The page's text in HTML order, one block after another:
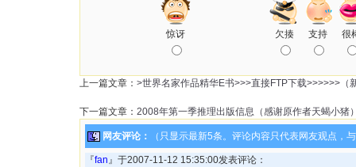
惊讶 欠揍 支持 很
上一篇文章： >世界名家作品精华E书>>>直接FTP下载>>>>>>（
下一篇文章： 2008年第一季推理出版信息（感谢原作者天蝎小猪
网友评论： （只显示最新5条。评论内容只代表网友观点，
『fan』于2007-11-12 15:35:00发表评论：